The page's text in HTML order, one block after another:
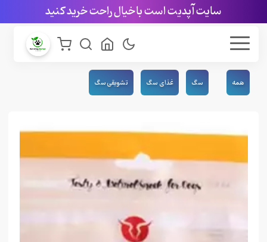
سایت آپدیت است با خیال راحت خرید کنید
همه سگ غذای سگ تشویقی سگ